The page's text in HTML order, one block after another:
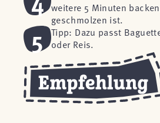
weitere 5 Minuten
geschmolzen ist.
5
Tipp: Dazu passt
oder Reis.